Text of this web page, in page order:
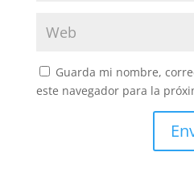
Guarda mi nombre,
este navegador para la